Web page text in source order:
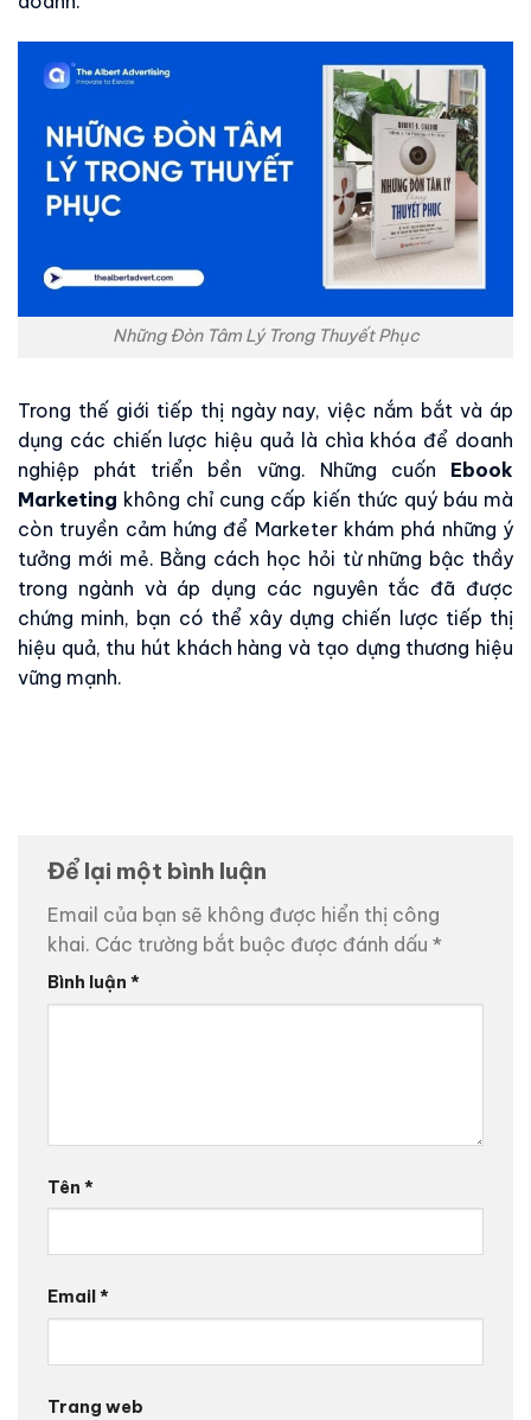
Những Đòn Tâm Lý Trong Thuyết Phục
Trong thế giới tiếp thị ngày nay, việc nắm bắt và áp
dụng các chiến lược hiệu quả là chìa khóa để doanh
nghiệp phát triển bền vững. Những cuốn Ebook
Marketing không chỉ cung cấp kiến thức quý báu mà
còn truyền cảm hứng để Marketer khám phá những ý
tưởng mới mẻ. Bằng cách học hỏi từ những bậc thầy
trong ngành và áp dụng các nguyên tắc đã được
chứng minh, bạn có thể xây dựng chiến lược tiếp thị
hiệu quả, thu hút khách hàng và tạo dựng thương hiệu
vững mạnh.
Để lại một bình luận
Email của bạn sẽ không được hiển thị công
khai. Các trường bắt buộc được đánh dấu *
Bình luận *
Tên *
Email *
Trang web